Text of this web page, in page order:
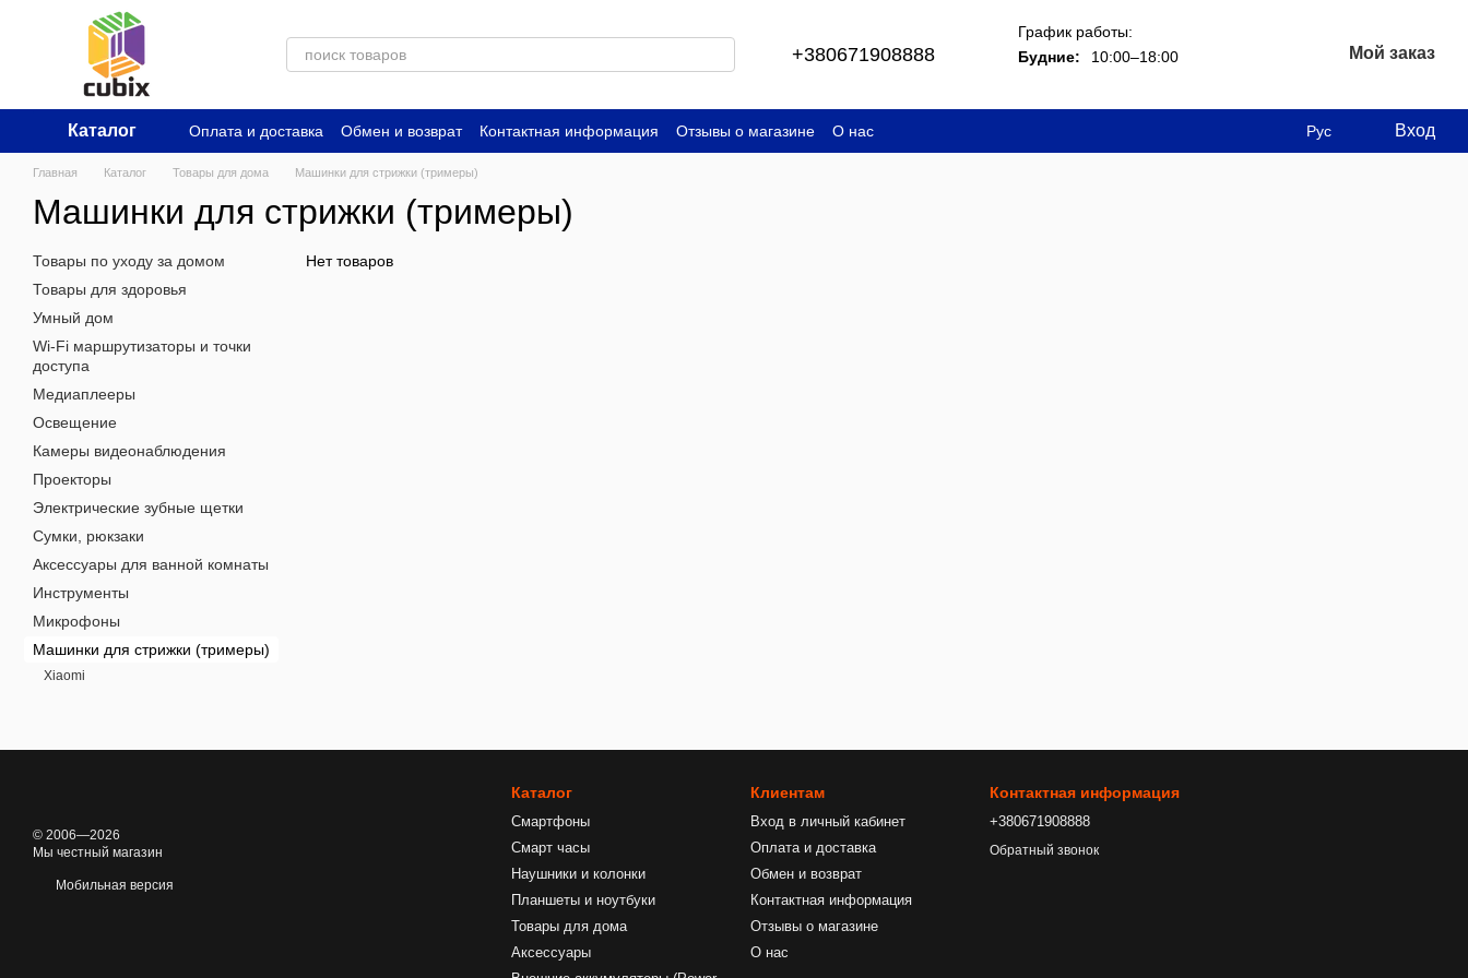
Перейти к основному контенту
+380671908888
График работы:
Будние:
10:00–18:00 Мой заказ
Каталог Оплата и доставка Обмен и возврат Контактная информация Отзывы о магазине О нас Рус Вход
Главная Каталог Товары для дома Машинки для стрижки (тримеры)
Машинки для стрижки (тримеры)
Нет товаров
Товары по уходу за домом
Товары для здоровья
Умный дом
Wi-Fi маршрутизаторы и точки
доступа
Медиаплееры
Освещение
Камеры видеонаблюдения
Проекторы
Электрические зубные щетки
Сумки, рюкзаки
Аксессуары для ванной комнаты
Инструменты
Микрофоны
Машинки для стрижки (тримеры)
Xiaomi
© 2006—2026
Мы честный магазин
Мобильная версия
Каталог
Смартфоны
Смарт часы
Наушники и колонки
Планшеты и ноутбуки
Товары для дома
Аксессуары
Клиентам
Вход в личный кабинет
Оплата и доставка
Обмен и возврат
Контактная информация
Отзывы о магазине
О нас
Контактная информация
+380671908888
Обратный звонок